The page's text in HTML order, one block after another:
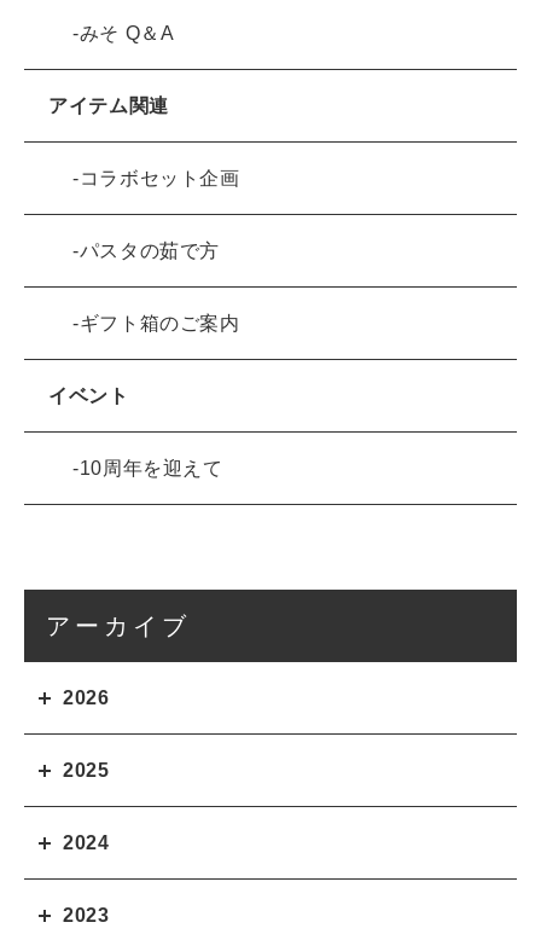
みそ Q＆A
アイテム関連
コラボセット企画
パスタの茹で方
ギフト箱のご案内
イベント
10周年を迎えて
アーカイブ
2026
2025
2024
2023